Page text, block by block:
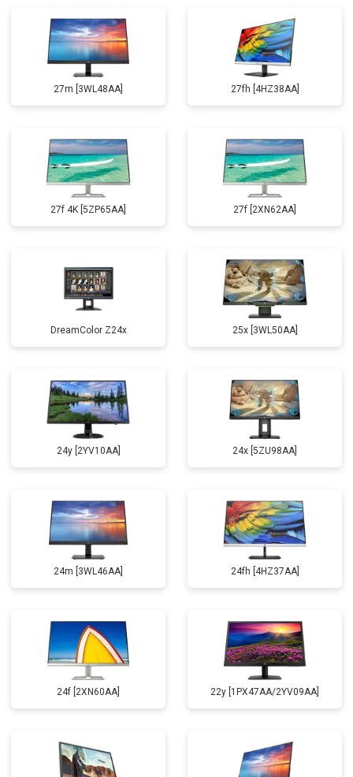
27m [3WL48AA] 27fh [4HZ38AA]
27f 4K [5ZP65AA] 27f [2XN62AA]
DreamColor Z24x 25x [3WL50AA]
24y [2YV10AA] 24x [5ZU98AA]
24m [3WL46AA] 24fh [4HZ37AA]
24f [2XN60AA] 22y [1PX47AA/2YV09AA]